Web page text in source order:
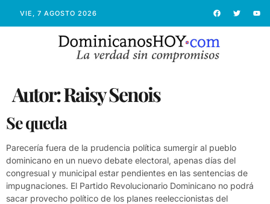
VIE, 7 AGOSTO 2026
Autor:Raisy Senois
Se queda
Parecería fuera de la prudencia política sumergir al pueblo
dominicano en un nuevo debate electoral, apenas días del
congresual y municipal estar pendientes en las sentencias de
impugnaciones. El Partido Revolucionario Dominicano no podrá
sacar provecho político de los planes reeleccionistas del